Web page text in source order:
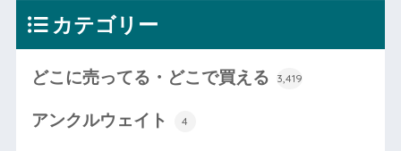
カテゴリー
どこに売ってる・どこで買える 3,419
アンクルウェイト 4